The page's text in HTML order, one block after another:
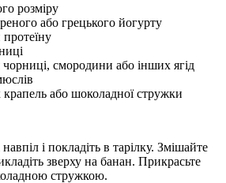
розміру
або грецького йогурту
смородини або інших ягід
або шоколадної стружки
і покладіть в тарілку. Змішайте
зверху на банан. Прикрасьте
стружкою.